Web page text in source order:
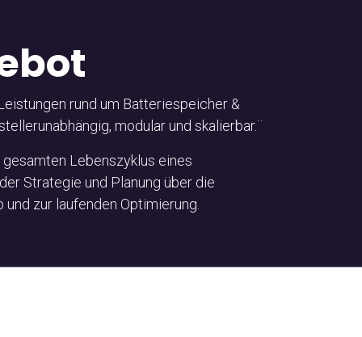
rund um Batteriespeicher &
modular und skalierbar.¨
Lebenszyklus eines
Strategie und Planung über die
zur laufenden Optimierung.